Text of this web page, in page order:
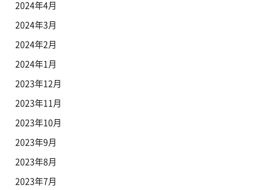
2024年4月
2024年3月
2024年2月
2024年1月
2023年12月
2023年11月
2023年10月
2023年9月
2023年8月
2023年7月